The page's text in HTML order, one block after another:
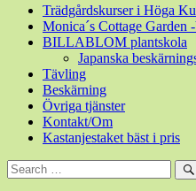
Trädgårdskurser i Höga
Monica´s Cottage Garden
BILLABLOM plantskola
Japanska
Tävling
Beskärning
Övriga tjänster
Kontakt/Om
Kastanjestaket bäst i pris
Sök
efter: